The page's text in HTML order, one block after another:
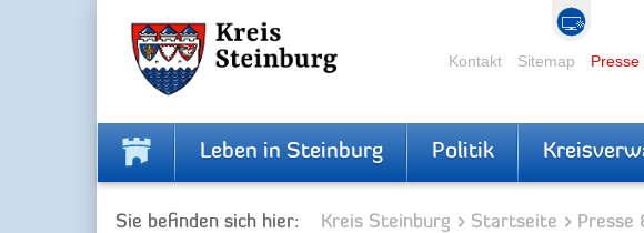
Kontakt Sitemap Presse
Leben in Steinburg Politik
Sie befinden sich hier: Kreis Steinburg Startseite Presse